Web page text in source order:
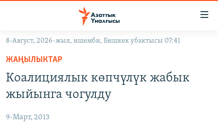
Навигацияга
өтүңүз
Издөөгө
салыңыз
ЭКОНОМИКА
БОРБОР АЗИЯ
АТАЙЫН ИЛИКТӨӨ
8-Август, 2026-жыл, ишемби, Бишкек убактысы 07:41
ЖАҢЫЛЫКТАР
Коалициялык көпчүлүк жабык
жыйынга чогулду
9-Март, 2013